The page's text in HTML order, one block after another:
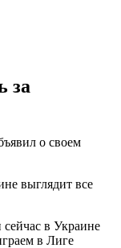
за
о своем
выглядит все
в Украине
в Лиге